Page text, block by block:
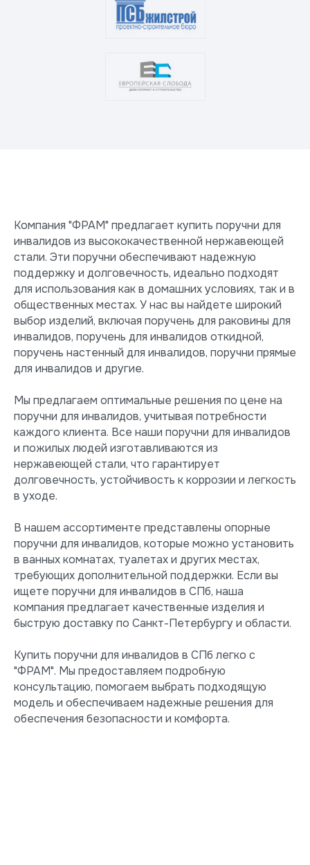
Компания "ФРАМ" предлагает купить поручни для
инвалидов из высококачественной нержавеющей
стали. Эти поручни обеспечивают надежную
поддержку и долговечность, идеально подходят
для использования как в домашних условиях, так и в
общественных местах. У нас вы найдете широкий
выбор изделий, включая поручень для раковины для
инвалидов, поручень для инвалидов откидной,
поручень настенный для инвалидов, поручни прямые
для инвалидов и другие.
Мы предлагаем оптимальные решения по цене на
поручни для инвалидов, учитывая потребности
каждого клиента. Все наши поручни для инвалидов
и пожилых людей изготавливаются из
нержавеющей стали, что гарантирует
долговечность, устойчивость к коррозии и легкость
в уходе.
В нашем ассортименте представлены опорные
поручни для инвалидов, которые можно установить
в ванных комнатах, туалетах и других местах,
требующих дополнительной поддержки. Если вы
ищете поручни для инвалидов в СПб, наша
компания предлагает качественные изделия и
быструю доставку по Санкт-Петербургу и области.
Купить поручни для инвалидов в СПб легко с
"ФРАМ". Мы предоставляем подробную
консультацию, помогаем выбрать подходящую
модель и обеспечиваем надежные решения для
обеспечения безопасности и комфорта.